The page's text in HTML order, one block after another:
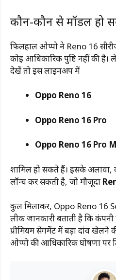
कौन-कौन से मॉडल हो
फिलहाल ओप्पो ने Reno 16
कोई आधिकारिक पुष्टि नहीं की
देखें तो इस लाइनअप में
Oppo Reno 16
Oppo Reno 16 Pro
Oppo Reno 16 Pro
शामिल हो सकते हैं। इसके अलावा,
लॉन्च कर सकती है, जो मौजूदा
कुल मिलाकर, Oppo Reno 16
लीक जानकारी बताती है कि
प्रीमियम सेगमेंट में बड़ा दांव खेलने
ओप्पो की आधिकारिक घोषणा पर